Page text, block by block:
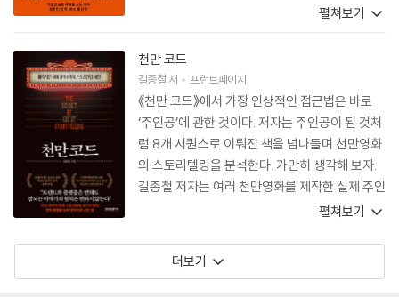
득한 수영장의 바람까지 순식간에 우리를 홍콩으
와 고양이에 이르기까지 모두 저마다의 사연을 품
고 있는 것 같다. 홍콩의 색채는 또 어떤가. 붉은
나비 모양 머리핀을 하고 알록달록한 아이스크림
을 든 채, 차찬텡에서 아침도 먹고 저녁도 먹고 하
루 내내 누군가를 기다려도 전혀 지루하지 않을
것 같다. 소설 제목부터 각 챕터 제목에 이르기까
지 장국영의 노래와 함께라면, 이보다 더 멋진 여
행이 있을까. 그가 직접 등장하는 소설은 아니지
만, 그래서 오히려 더 또렷하게 그가 떠오른다. 어
쩌면 그가 살아서 《유심인》을 읽었다면, 한 챕터
제목처럼 가벼운 미소를 띠고 이렇게 얘기했을 것
펼쳐보기
천만 코드
길종철저 프런트페이지
《천만 코드》에서 가장 인상적인 접근법은 바로
‘주인공’에 관한 것이다. 저자는 주인공이 된 것처
럼 8개 시퀀스로 이뤄진 책을 넘나들며 천만영화
의 스토리텔링을 분석한다. 가만히 생각해 보자.
길종철 저자는 여러 천만영화를 제작한 실제 주인
공이다. 영화에 관한 기존의 책들과 달리 ‘현상’이
는 ‘주인공’이다. 윤제균 감독의 천만영화 〈국제시
장〉에 담긴 스토리텔링 비밀 외에도 세상의 빛을
펼쳐보기
더보기